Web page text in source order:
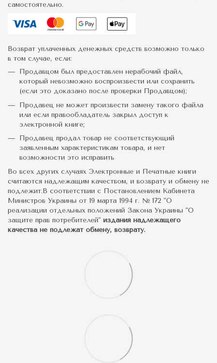
самостоятельно.
Возврат уплаченных денежных средств возможно только
в том случае, если:
Продавцом был предоставлен нерабочий файл,
который невозможно воспроизвести или сохранить
(если это доказано после проверки Продавцом);
Продавец не может произвести замену такого файла
или если правообладатель закрыл доступ к
электронной книге;
Продавец продал товар не соответствующий
заявленным характеристикам товара, и нет
возможности это исправить
Во всех других случаях Электронные и Печатные книги
считаются надлежащим качеством, и возврату и обмену не
подлежит.В соответствии с Постановлением Кабинета
Министров Украины от 19 марта 1994 г. № 172 "О
реализации отдельных положений Закона Украины "О
защите прав потребителей" издания надлежащего
качества не подлежат обмену, возврату.